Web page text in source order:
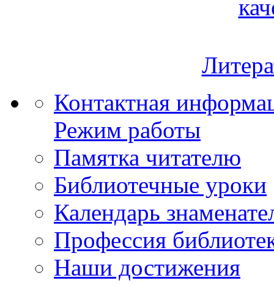
Контактная
Режим работы
Памятка читателю
Библиотечные уроки
Календарь
Профессия
Наши достижения